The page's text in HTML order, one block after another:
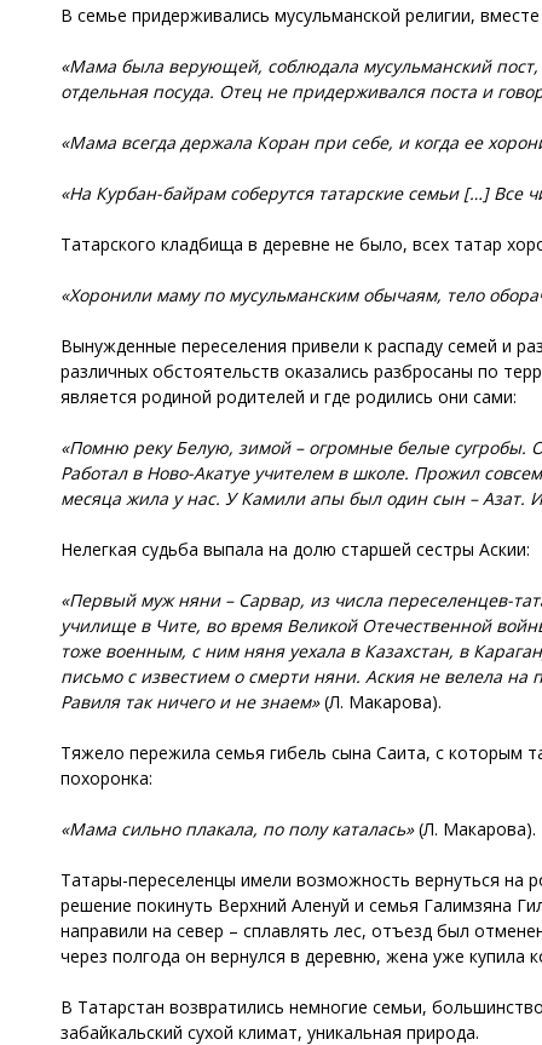
В семье придерживались мусульманской религии,
«Мама была верующей, соблюдала мусульманский пост,
отдельная посуда. Отец не придерживался поста и
«Мама всегда держала Коран при себе, и когда ее
«На Курбан-байрам соберутся татарские семьи […] Все
Татарского кладбища в деревне не было, всех татар
«Хоронили маму по мусульманским обычаям, тело
Вынужденные переселения привели к распаду семей и
различных обстоятельств оказались разбросаны по
является родиной родителей и где родились они сами:
«Помню реку Белую, зимой – огромные белые сугробы.
Работал в Ново-Акатуе учителем в школе. Прожил
месяца жила у нас. У Камили апы был один сын – Азат.
Нелегкая судьба выпала на долю старшей сестры Аскии:
«Первый муж няни – Сарвар, из числа переселенцев-
училище в Чите, во время Великой Отечественной
тоже военным, с ним няня уехала в Казахстан, в
письмо с известием о смерти няни. Аския не велела на
Равиля так ничего и не знаем»(Л. Макарова).
Тяжело пережила семья гибель сына Саита, с которым
похоронка:
«Мама сильно плакала, по полу каталась»(Л. Макарова).
Татары-переселенцы имели возможность вернуться на
решение покинуть Верхний Аленуй и семья Галимзяна
направили на север – сплавлять лес, отъезд был
через полгода он вернулся в деревню, жена уже купила
В Татарстан возвратились немногие семьи,
забайкальский сухой климат, уникальная природа.